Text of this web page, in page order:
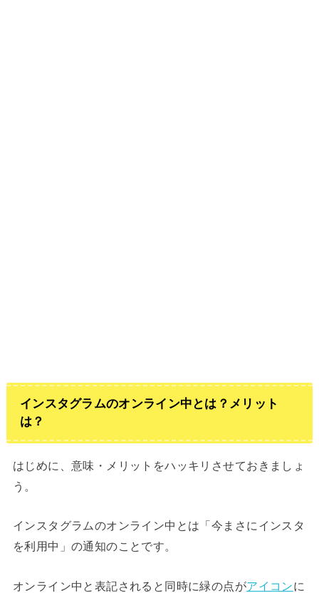
インスタグラムのオンライン中とは？メリット
は？
はじめに、意味・メリットをハッキリさせておきましょ
う。
インスタグラムのオンライン中とは「今まさにインスタ
を利用中」の通知のことです。
オンライン中と表記されると同時に緑の点がアイコンに